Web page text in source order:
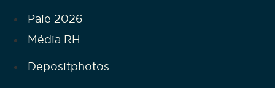
Paie 2026
Média RH
Depositphotos